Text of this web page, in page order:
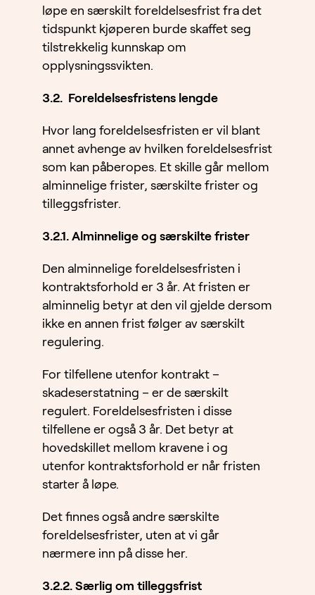
løpe en særskilt foreldelsesfrist fra det
tidspunkt kjøperen burde skaffet seg
tilstrekkelig kunnskap om
opplysningssvikten.
3.2. Foreldelsesfristens lengde
Hvor lang foreldelsesfristen er vil blant
annet avhenge av hvilken foreldelsesfrist
som kan påberopes. Et skille går mellom
alminnelige frister, særskilte frister og
tilleggsfrister.
3.2.1. Alminnelige og særskilte frister
Den alminnelige foreldelsesfristen i
kontraktsforhold er 3 år. At fristen er
alminnelig betyr at den vil gjelde dersom
ikke en annen frist følger av særskilt
regulering.
For tilfellene utenfor kontrakt –
skadeserstatning – er de særskilt
regulert. Foreldelsesfristen i disse
tilfellene er også 3 år. Det betyr at
hovedskillet mellom kravene i og
utenfor kontraktsforhold er når fristen
starter å løpe.
Det finnes også andre særskilte
foreldelsesfrister, uten at vi går
nærmere inn på disse her.
3.2.2. Særlig om tilleggsfrist